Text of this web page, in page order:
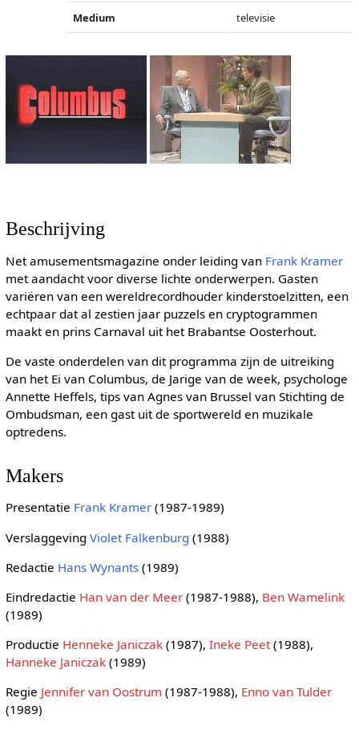
Medium televisie
Beschrijving
Net amusementsmagazine onder leiding van Frank Kramer
met aandacht voor diverse lichte onderwerpen. Gasten
variëren van een wereldrecordhouder kinderstoelzitten, een
echtpaar dat al zestien jaar puzzels en cryptogrammen
maakt en prins Carnaval uit het Brabantse Oosterhout.
De vaste onderdelen van dit programma zijn de uitreiking
van het Ei van Columbus, de Jarige van de week, psychologe
Annette Heffels, tips van Agnes van Brussel van Stichting de
Ombudsman, een gast uit de sportwereld en muzikale
optredens.
Makers
Presentatie Frank Kramer(1987-1989)
Verslaggeving Violet Falkenburg (1988)
Redactie Hans Wynants(1989)
Eindredactie Han van der Meer(1987-1988), Ben Wamelink
(1989)
Productie Henneke Janiczak(1987), Ineke Peet(1988),
Hanneke Janiczak(1989)
Regie Jennifer van Oostrum (1987-1988), Enno van Tulder
(1989)